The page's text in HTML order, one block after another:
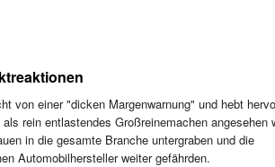
von einer "dicken Margenwarnung" und hebt
rein entlastendes Großreinemachen angesehen
in die gesamte Branche untergraben und die
Automobilhersteller weiter gefährden.